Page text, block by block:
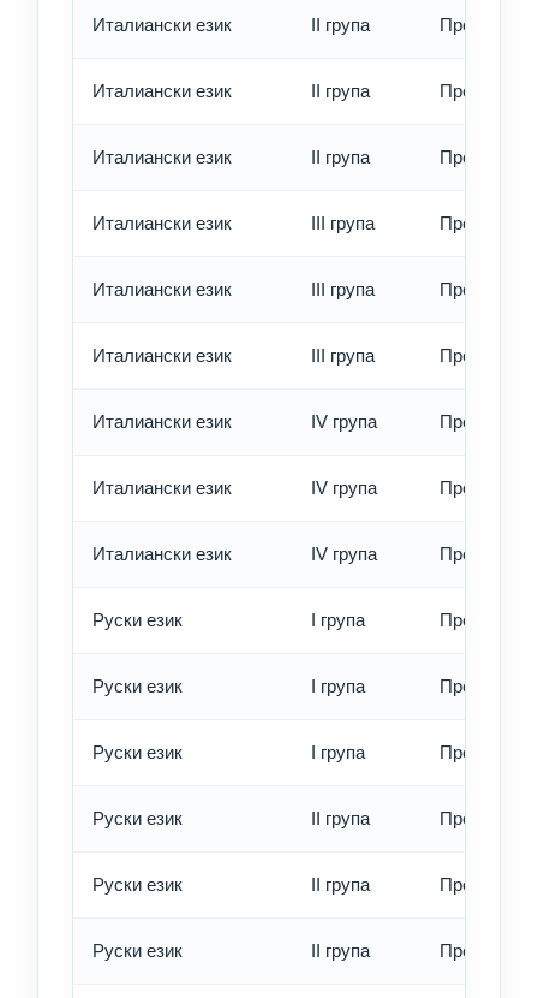
Италиански език II група Превод -
Италиански език II група Превод -
Италиански език II група Превод -
Италиански език III група Превод -
Италиански език III група Превод -
Италиански език III група Превод -
Италиански език IV група Превод -
Италиански език IV група Превод -
Италиански език IV група Превод -
Руски език I група Превод -
Руски език I група Превод -
Руски език I група Превод -
Руски език II група Превод -
Руски език II група Превод -
Руски език II група Превод -